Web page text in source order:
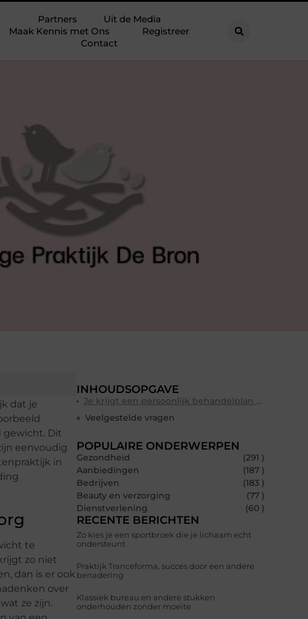
Partners
Uit de Media
Maak Kennis met Ons
Registreer
Contact
dat je
gewicht. Dit
eenvoudig
in
te
zo niet
dan is er ook
over
ze zijn.
INHOUDSOPGAVE
Je krijgt een persoonlijk behandelplan en voldoende nazorg
Veelgestelde vragen
POPULAIRE ONDERWERPEN
Gezondheid
(291 )
Aanbiedingen
(187 )
Bedrijven
(183 )
Beauty en verzorging
(77 )
Dienstverlening
(60 )
RECENTE BERICHTEN
Zo kies je een sportbroek die je lichaam echt
ondersteunt
Praktijk Tranceforma, succes door een andere
benadering
Klassiek bureau en andere stukken
onderhouden zonder moeite